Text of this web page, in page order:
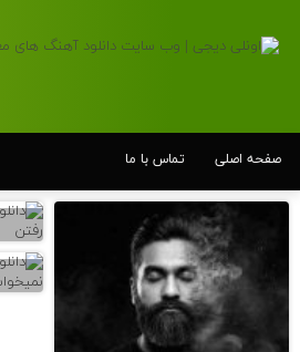
صفحه اصلی تماس با ما